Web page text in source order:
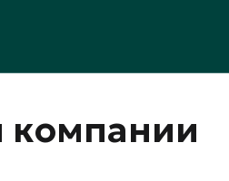
компании